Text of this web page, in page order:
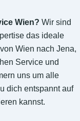
Wien? Wir sind
das ideale
Wien nach Jena,
Service und
uns um alle
dich entspannt auf
kannst.